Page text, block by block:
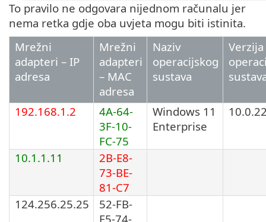
To pravilo ne odgovara nijednom računalu jer
nema retka gdje oba uvjeta mogu biti istinita.
Mrežni
adapteri – IP
adresa
Mrežni
adapteri
– MAC
adresa
Naziv
operacijskog
sustava
Verzija
192.168.1.2
4A-64-
3F-10-
FC-75
Windows 11
Enterprise
10.1.1.11
2B-E8-
73-BE-
81-C7
124.256.25.25
52-FB-
E5-74-